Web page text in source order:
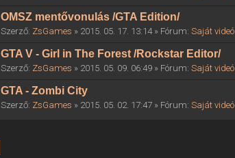
OMSZ mentővonulás /GTA Edition/
Szerző: ZsGames » 2015. 05. 17. 13:14 » Fórum:Saját videó
GTA V - Girl in The Forest /Rockstar Editor/
Szerző: ZsGames » 2015. 05. 09. 06:49 » Fórum:Saját videó
GTA - Zombi City
Szerző: ZsGames » 2015. 05. 02. 17:47 » Fórum:Saját videó